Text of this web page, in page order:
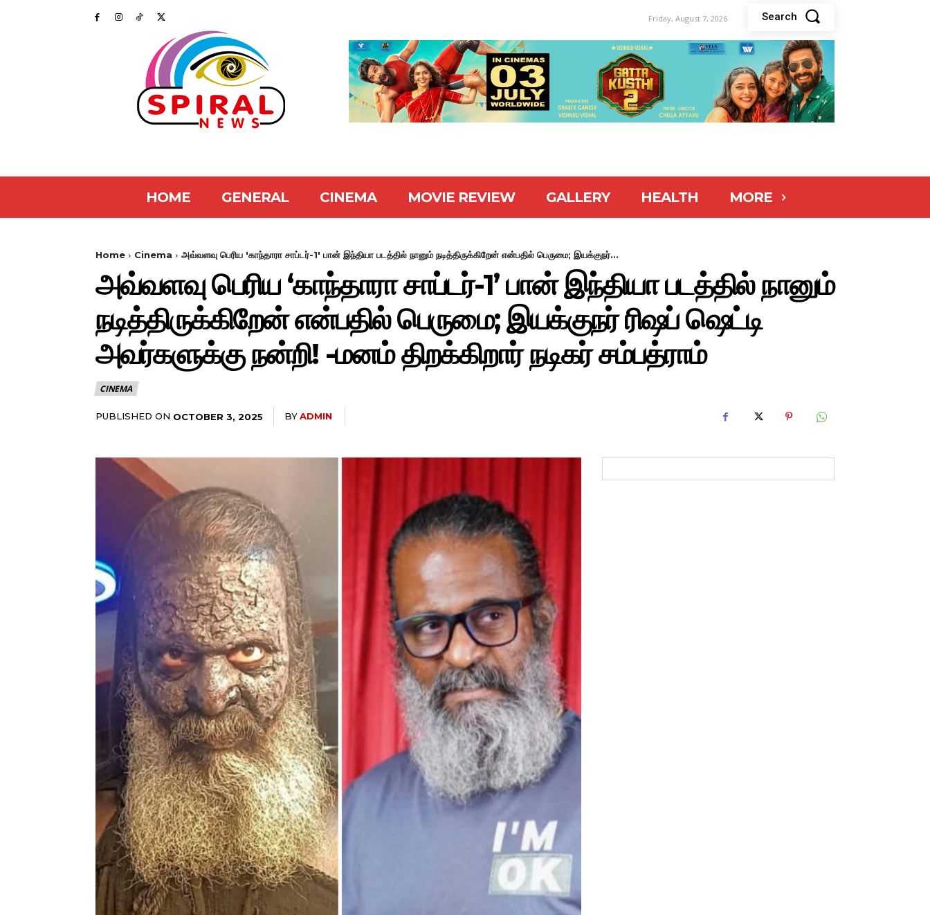
Friday, August 7, 2026 Search
HOME GENERAL CINEMA MOVIE REVIEW GALLERY HEALTH MORE
Home Cinema அவ்வளவு பெரிய 'காந்தாரா சாப்டர்-1' பான் இந்தியா படத்தில் நானும் நடித்திருக்கிறேன் என்பதில் பெருமை; இயக்குநர்...
அவ்வளவு பெரிய ‘காந்தாரா சாப்டர்-1’ பான் இந்தியா படத்தில் நானும்
நடித்திருக்கிறேன் என்பதில் பெருமை; இயக்குநர் ரிஷப் ஷெட்டி
அவர்களுக்கு நன்றி! -மனம் திறக்கிறார் நடிகர் சம்பத்ராம்
CINEMA
PUBLISHED ON OCTOBER 3, 2025 BYADMIN